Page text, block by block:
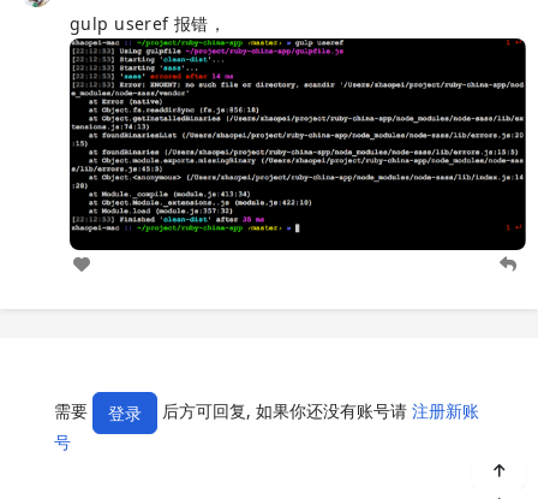
gulp useref 报错，
需要 登录 后方可回复, 如果你还没有账号请 注册新账
号